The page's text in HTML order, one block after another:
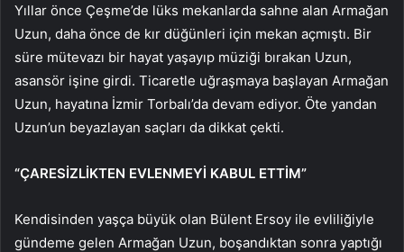
Yıllar önce Çeşme’de lüks mekanlarda sahne alan Armağan
Uzun, daha önce de kır düğünleri için mekan açmıştı. Bir
süre mütevazı bir hayat yaşayıp müziği bırakan Uzun,
asansör işine girdi. Ticaretle uğraşmaya başlayan Armağan
Uzun, hayatına İzmir Torbalı’da devam ediyor. Öte yandan
Uzun’un beyazlayan saçları da dikkat çekti.
“ÇARESİZLİKTEN EVLENMEYİ KABUL ETTİM”
Kendisinden yaşça büyük olan Bülent Ersoy ile evliliğiyle
gündeme gelen Armağan Uzun, boşandıktan sonra yaptığı